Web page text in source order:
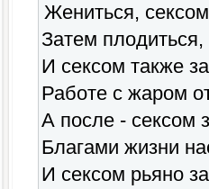
Жениться,
Затем
И сексом также
Работе с жаром
А после - сексом
Благами жизни
И сексом рьяно